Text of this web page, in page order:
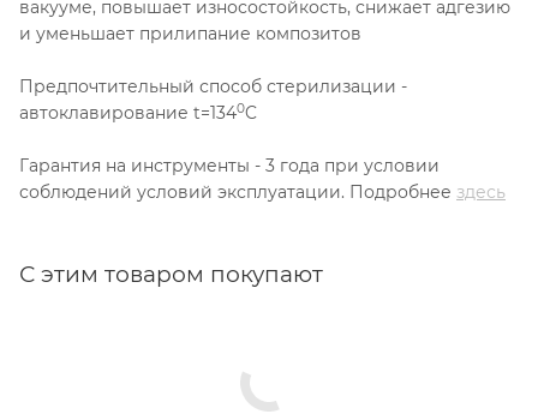
вакууме, повышает износостойкость, снижает адгезию
и уменьшает прилипание композитов
Предпочтительный способ стерилизации -
автоклавирование t=1340C
Гарантия на инструменты - 3 года при условии
соблюдений условий эксплуатации. Подробнее здесь
С этим товаром покупают